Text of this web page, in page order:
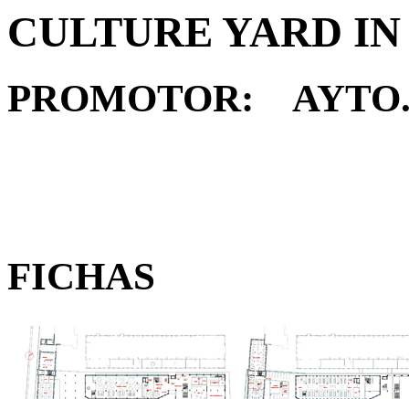
CULTURE YARD
PROMOTOR:
FICHAS